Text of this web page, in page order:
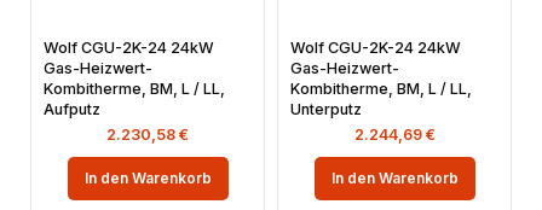
Wolf CGU-2K-24 24kW
Gas-Heizwert-
Kombitherme, BM, L / LL,
Aufputz
2.230,58 €
In den Warenkorb
Wolf CGU-2K-24 24kW
Gas-Heizwert-
Kombitherme, BM, L / LL,
Unterputz
2.244,69 €
In den Warenkorb